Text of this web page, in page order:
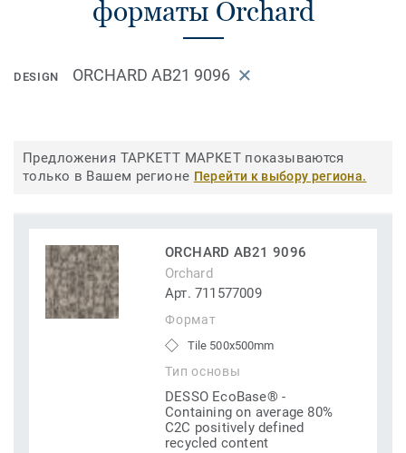
форматы Orchard
DESIGN ORCHARD AB21 9096
Предложения ТАРКЕТТ МАРКЕТ показываются
только в Вашем регионе Перейти к выбору региона.
ORCHARD AB21 9096
Orchard
Арт. 711577009
Формат
Tile 500x500mm
Тип основы
DESSO EcoBase® -
Containing on average 80%
C2C positively defined
recycled content